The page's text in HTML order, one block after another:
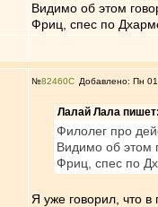
Видимо об этом
Фриц, спес по
№82460 Добавлено: Пн
Лалай Лала пишет:
Филолег про
Видимо об этом
Фриц, спес по
Я уже говорил, что